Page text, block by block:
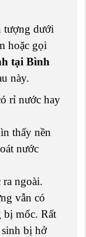
tượng dưới
hoặc gọi
tại Bình
này.
rỉ nước hay
thấy nền
nước
ngoài.
vẫn có
bị mốc. Rất
sinh bị hở